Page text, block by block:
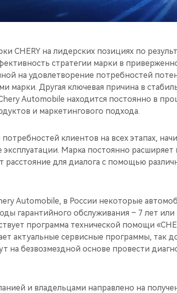
CHERY на лидерских позициях по
стратегии марки в
на удовлетворение потребностей
марки. Другая ключевая причина в
Automobile находится постоянно в
и маркетингового подхода.
клиентов на всех этапах,
Марка постоянно расширяет
расстояние для диалога с помощью
Automobile, в России некоторые
гарантийного обслуживания – 7 лет или
программа технической помощи
актуальные сервисные программы, так
на безвозмездной основе провести
и владельцами направлено на